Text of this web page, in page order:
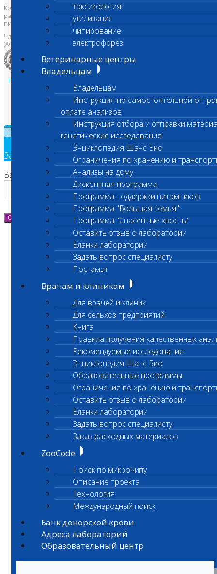
токсикология
утилизация
чипирование
электрофорез
Ветеринарные центры
Владельцам
Владельцам
Инструкция по самостоятельной
оплате анализов
Инструкция отбора и отправки
генетические исследования
Энциклопедия Шанс Био
Ограничения по хранению и
Анализы на дому
Дисконтная программа
Программа поддержки питомников
Программа "Большая семья"
Программа "Спасенные хвосты"
Оставить отзыв о лаборатории
Бланки лаборатории
Задать вопрос специалисту
Постамат
Врачам и клиникам
Для врачей и клиник
Для сельхоз предприятий
Книга
Правила получения качественных
Рекомендуемые исследования
Энциклопедия Шанс Био
Образовательные программы
Ограничения по хранению и
Оставить отзыв о лаборатории
Бланки лаборатории
Задать вопрос специалисту
Заказ расходных материалов
ZooCode
Поиск по микрочипу
Описание проекта
Технология
Международный поиск
Банк донорской крови
Адреса лабораторий
Образовательный центр
Копирование, тиражирование, а также использование материалов,
размещенных на сайте www.vetlab.ru
письменного разрешения Правообладателя
Член Национальной ветеринарной палаты
(АСРО НВП)
Политика в области персональных данных и конфиденциальности
Пользовательское соглашение
Техническая поддержка
Заявка на обратный звонок
Ваш номер телефона
Отправить